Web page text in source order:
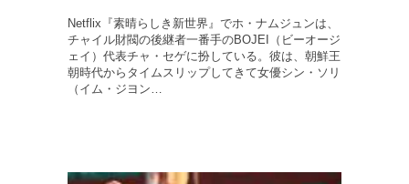
Netflix『素晴らしき新世界』でホ・ナムジュンは、
チャイル財閥の後継者一番手のBOJEI（ビーオージ
ェイ）代表チャ・セゲに扮している。彼は、朝鮮王
朝時代からタイムスリップしてきて女優シン・ソリ
（イム・ジヨン…